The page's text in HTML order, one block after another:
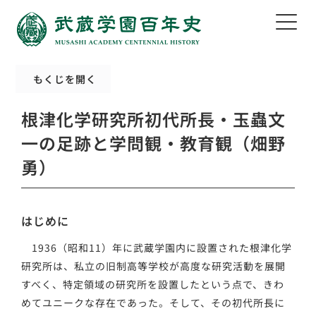
もくじを開く
根津化学研究所初代所長・玉蟲文
一の足跡と学問観・教育観（畑野
勇）
はじめに
1936（昭和11）年に武蔵学園内に設置された根津化学
研究所は、私立の旧制高等学校が高度な研究活動を展開
すべく、特定領域の研究所を設置したという点で、きわ
めてユニークな存在であった。そして、その初代所長に